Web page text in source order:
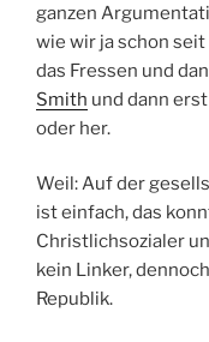
ganzen
wie wir ja schon
das Fressen und
Smith und dann
oder her.
Weil: Auf der
ist einfach, das
Christlichsozialer
kein Linker,
Republik.